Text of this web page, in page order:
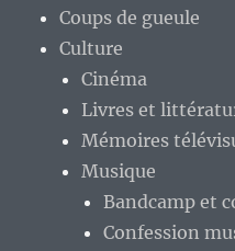
Coups de gueule
Culture
Cinéma
Livres et
Mémoires
Musique
Bandcamp et
Confession